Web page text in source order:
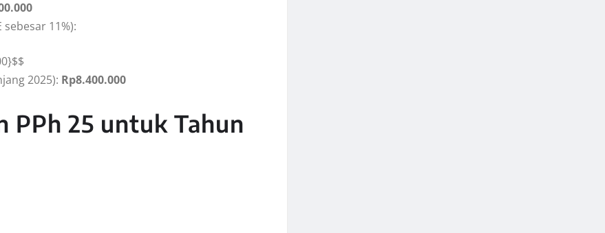
11%):
2025): Rp8.400.000
PPh 25 untuk Tahun